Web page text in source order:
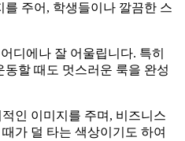
주어, 학생들이나 깔끔한 스
디에나 잘 어울립니다. 특히
할 때도 멋스러운 룩을 완성
인 이미지를 주며, 비즈니스
가 덜 타는 색상이기도 하여